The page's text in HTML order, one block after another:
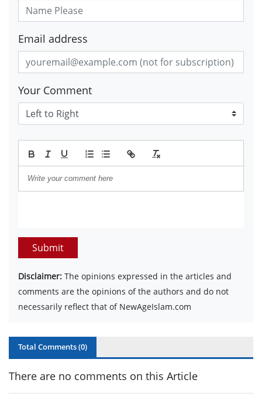
Email address
Your Comment
Submit
Disclaimer: The opinions expressed in the articles and
comments are the opinions of the authors and do not
necessarily reflect that of NewAgeIslam.com
Total Comments (0)
There are no comments on this Article